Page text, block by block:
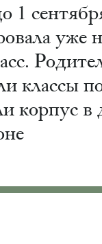
1
уже
классы
корпус в